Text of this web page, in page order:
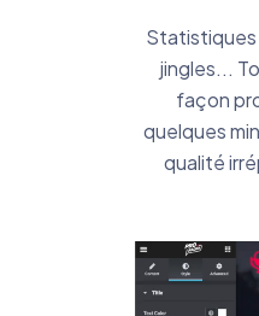
Statistiques
jingles...
façon
quelques
qualité